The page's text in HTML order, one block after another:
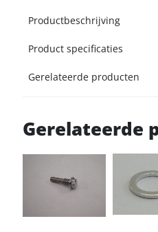
Productbeschrijving
Product specificaties
Gerelateerde producten
Gerelateerde